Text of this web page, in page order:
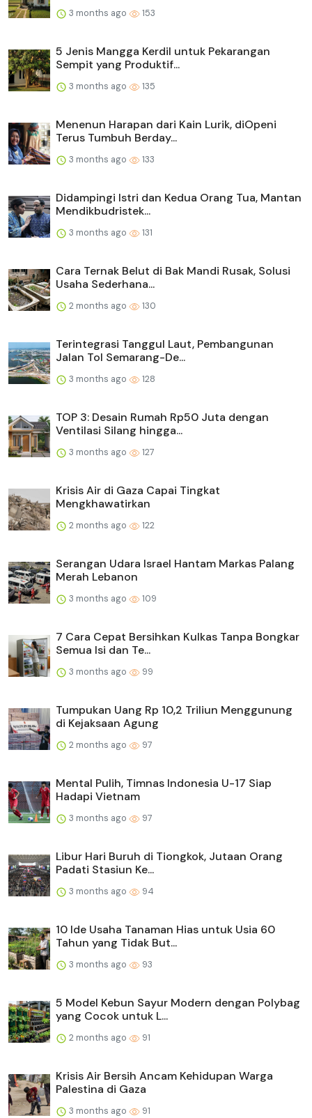
3 months ago 153
5 Jenis Mangga Kerdil untuk Pekarangan
Sempit yang Produktif...
3 months ago 135
Menenun Harapan dari Kain Lurik, diOpeni
Terus Tumbuh Berday...
3 months ago 133
Didampingi Istri dan Kedua Orang Tua, Mantan
Mendikbudristek...
3 months ago 131
Cara Ternak Belut di Bak Mandi Rusak, Solusi
Usaha Sederhana...
2 months ago 130
Terintegrasi Tanggul Laut, Pembangunan
Jalan Tol Semarang-De...
3 months ago 128
TOP 3: Desain Rumah Rp50 Juta dengan
Ventilasi Silang hingga...
3 months ago 127
Krisis Air di Gaza Capai Tingkat
Mengkhawatirkan
2 months ago 122
Serangan Udara Israel Hantam Markas Palang
Merah Lebanon
3 months ago 109
7 Cara Cepat Bersihkan Kulkas Tanpa Bongkar
Semua Isi dan Te...
3 months ago 99
Tumpukan Uang Rp 10,2 Triliun Menggunung
di Kejaksaan Agung
2 months ago 97
Mental Pulih, Timnas Indonesia U-17 Siap
Hadapi Vietnam
3 months ago 97
Libur Hari Buruh di Tiongkok, Jutaan Orang
Padati Stasiun Ke...
3 months ago 94
10 Ide Usaha Tanaman Hias untuk Usia 60
Tahun yang Tidak But...
3 months ago 93
5 Model Kebun Sayur Modern dengan Polybag
yang Cocok untuk L...
2 months ago 91
Krisis Air Bersih Ancam Kehidupan Warga
Palestina di Gaza
3 months ago 91